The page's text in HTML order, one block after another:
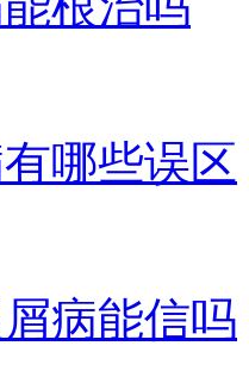
哪些误区
病能信吗